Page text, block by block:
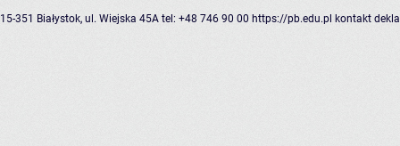
15-351 Białystok, ul. Wiejska 45A tel: +48 746 90 00 https://pb.edu.pl kontakt